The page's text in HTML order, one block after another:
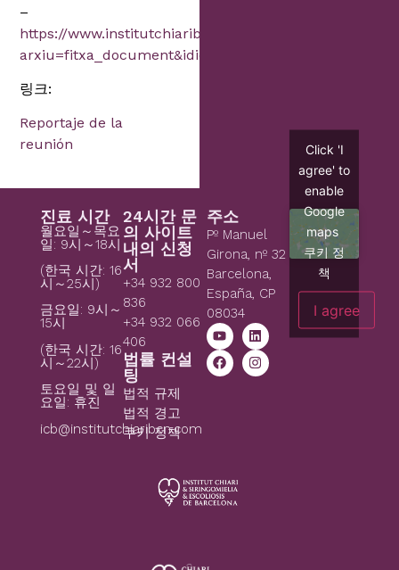
–
https://www.institutchiaribcn.com/index.php?
arxiu=fitxa_document&idioma=9&id=13746
링크:
Reportaje de la
reunión
진료 시간
월요일～목요
일: 9시～18시
(한국 시간: 16
시～25시)
금요일: 9시～
15시
(한국 시간: 16
시～22시)
토요일 및 일
요일: 휴진
icb@institutchiaribcn.com
24시간 문
의 사이트
내의 신청
서
+34 932 800
836
+34 932 066
406
법률 컨설
팅
법적 규제
법적 경고
쿠키 정책
주소
Pº Manuel
Girona, nº 32
Barcelona,
España, CP
08034
Click 'I
agree' to
enable
Google
maps
쿠키 정
책
I agree